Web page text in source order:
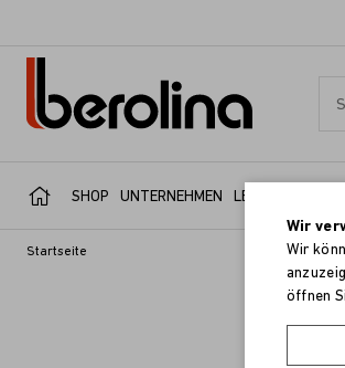
SHOP UNTERNEHMEN
Startseite
Wir
Wir
öffnen